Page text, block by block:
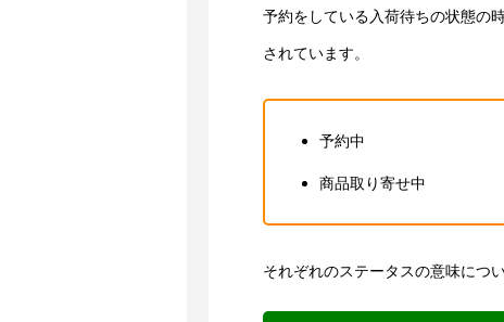
予約をしている入荷待ちの状態の
されています。
予約中
商品取り寄せ中
それぞれのステータスの意味につ